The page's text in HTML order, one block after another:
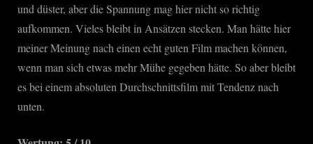
und düster, aber die Spannung mag hier nicht so richtig
aufkommen. Vieles bleibt in Ansätzen stecken. Man hätte hier
meiner Meinung nach einen echt guten Film machen können,
wenn man sich etwas mehr Mühe gegeben hätte. So aber bleibt
es bei einem absoluten Durchschnittsfilm mit Tendenz nach
unten.